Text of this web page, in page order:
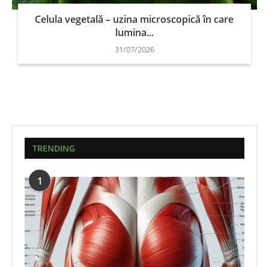
Celula vegetală – uzina microscopică în care
lumina...
31/07/2026
TRENDING
1